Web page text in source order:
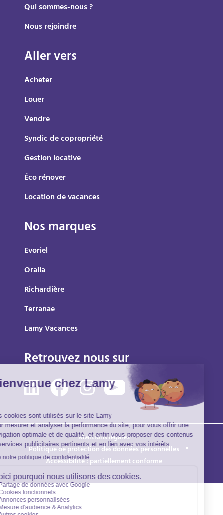
Qui sommes-nous ?
Nous rejoindre
Aller vers
Acheter
Louer
Vendre
Syndic de copropriété
Gestion locative
Éco rénover
Location de vacances
Nos marques
Evoriel
Oralia
Richardière
Terranae
Lamy Vacances
Retrouvez nous sur
Mentions légales
Politique de protection des données personnelles
Accessibilité : partiellement conforme